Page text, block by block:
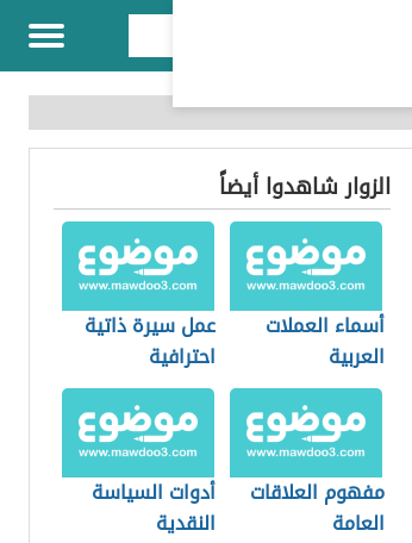
الزوار شاهدوا أيضاً
أسماء العملات
العربية
عمل سيرة ذاتية
احترافية
مفهوم العلاقات
العامة
أدوات السياسة
النقدية